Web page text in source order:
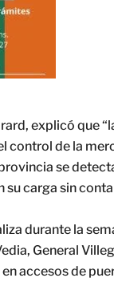
explicó que
control de la
se
carga sin
durante la
General
accesos de